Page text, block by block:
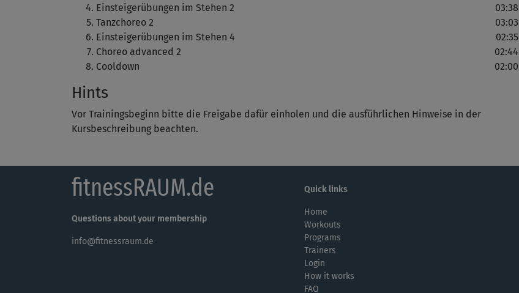
Einsteigerübungen im Stehen 2
03:38
Tanzchoreo 2
03:03
Einsteigerübungen im Stehen 4
02:35
Choreo advanced 2
02:44
Cooldown
02:00
Hints
Vor Trainingsbeginn bitte die Freigabe dafür einholen und die ausführlichen Hinweise in der
Kursbeschreibung beachten.
fitnessRAUM.de
Questions about your membership
info@fitnessraum.de
Quick links
Home
Workouts
Programs
Trainers
Login
How it works
FAQ